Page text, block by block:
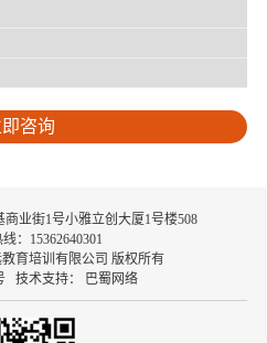
咨询
业街1号小雅立创大厦1号楼508
：15362640301
育培训有限公司 版权所有
技术支持： 巴蜀网络